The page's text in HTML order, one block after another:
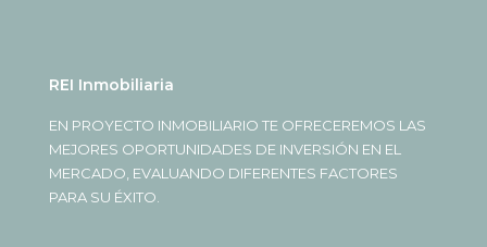
REI Inmobiliaria
EN PROYECTO INMOBILIARIO TE OFRECEREMOS LAS
MEJORES OPORTUNIDADES DE INVERSIÓN EN EL
MERCADO, EVALUANDO DIFERENTES FACTORES
PARA SU ÉXITO.